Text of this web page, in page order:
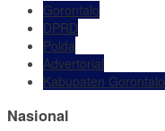
Gorontalo
DPRD
Polda
Advertorial
Kabupaten Gorontalo
Nasional